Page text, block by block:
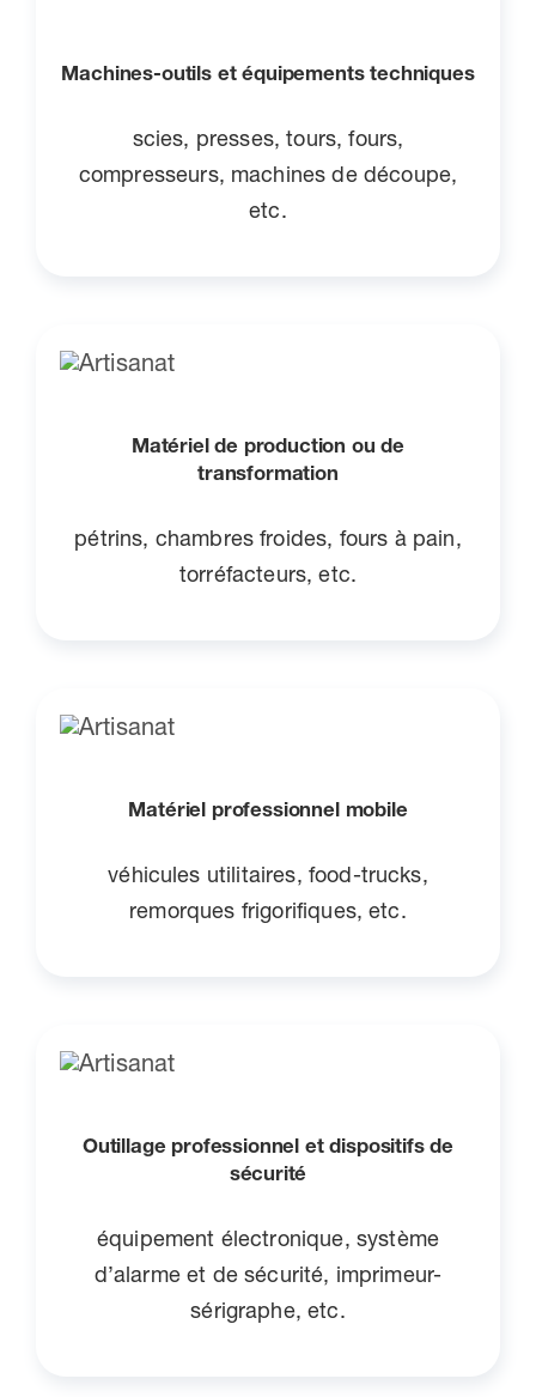
Machines-outils et équipements techniques
scies, presses, tours, fours,
compresseurs, machines de découpe,
etc.
Matériel de production ou de
transformation
pétrins, chambres froides, fours à pain,
torréfacteurs, etc.
Matériel professionnel mobile
véhicules utilitaires, food-trucks,
remorques frigorifiques, etc.
Outillage professionnel et dispositifs de
sécurité
équipement électronique, système
d’alarme et de sécurité, imprimeur-
sérigraphe, etc.